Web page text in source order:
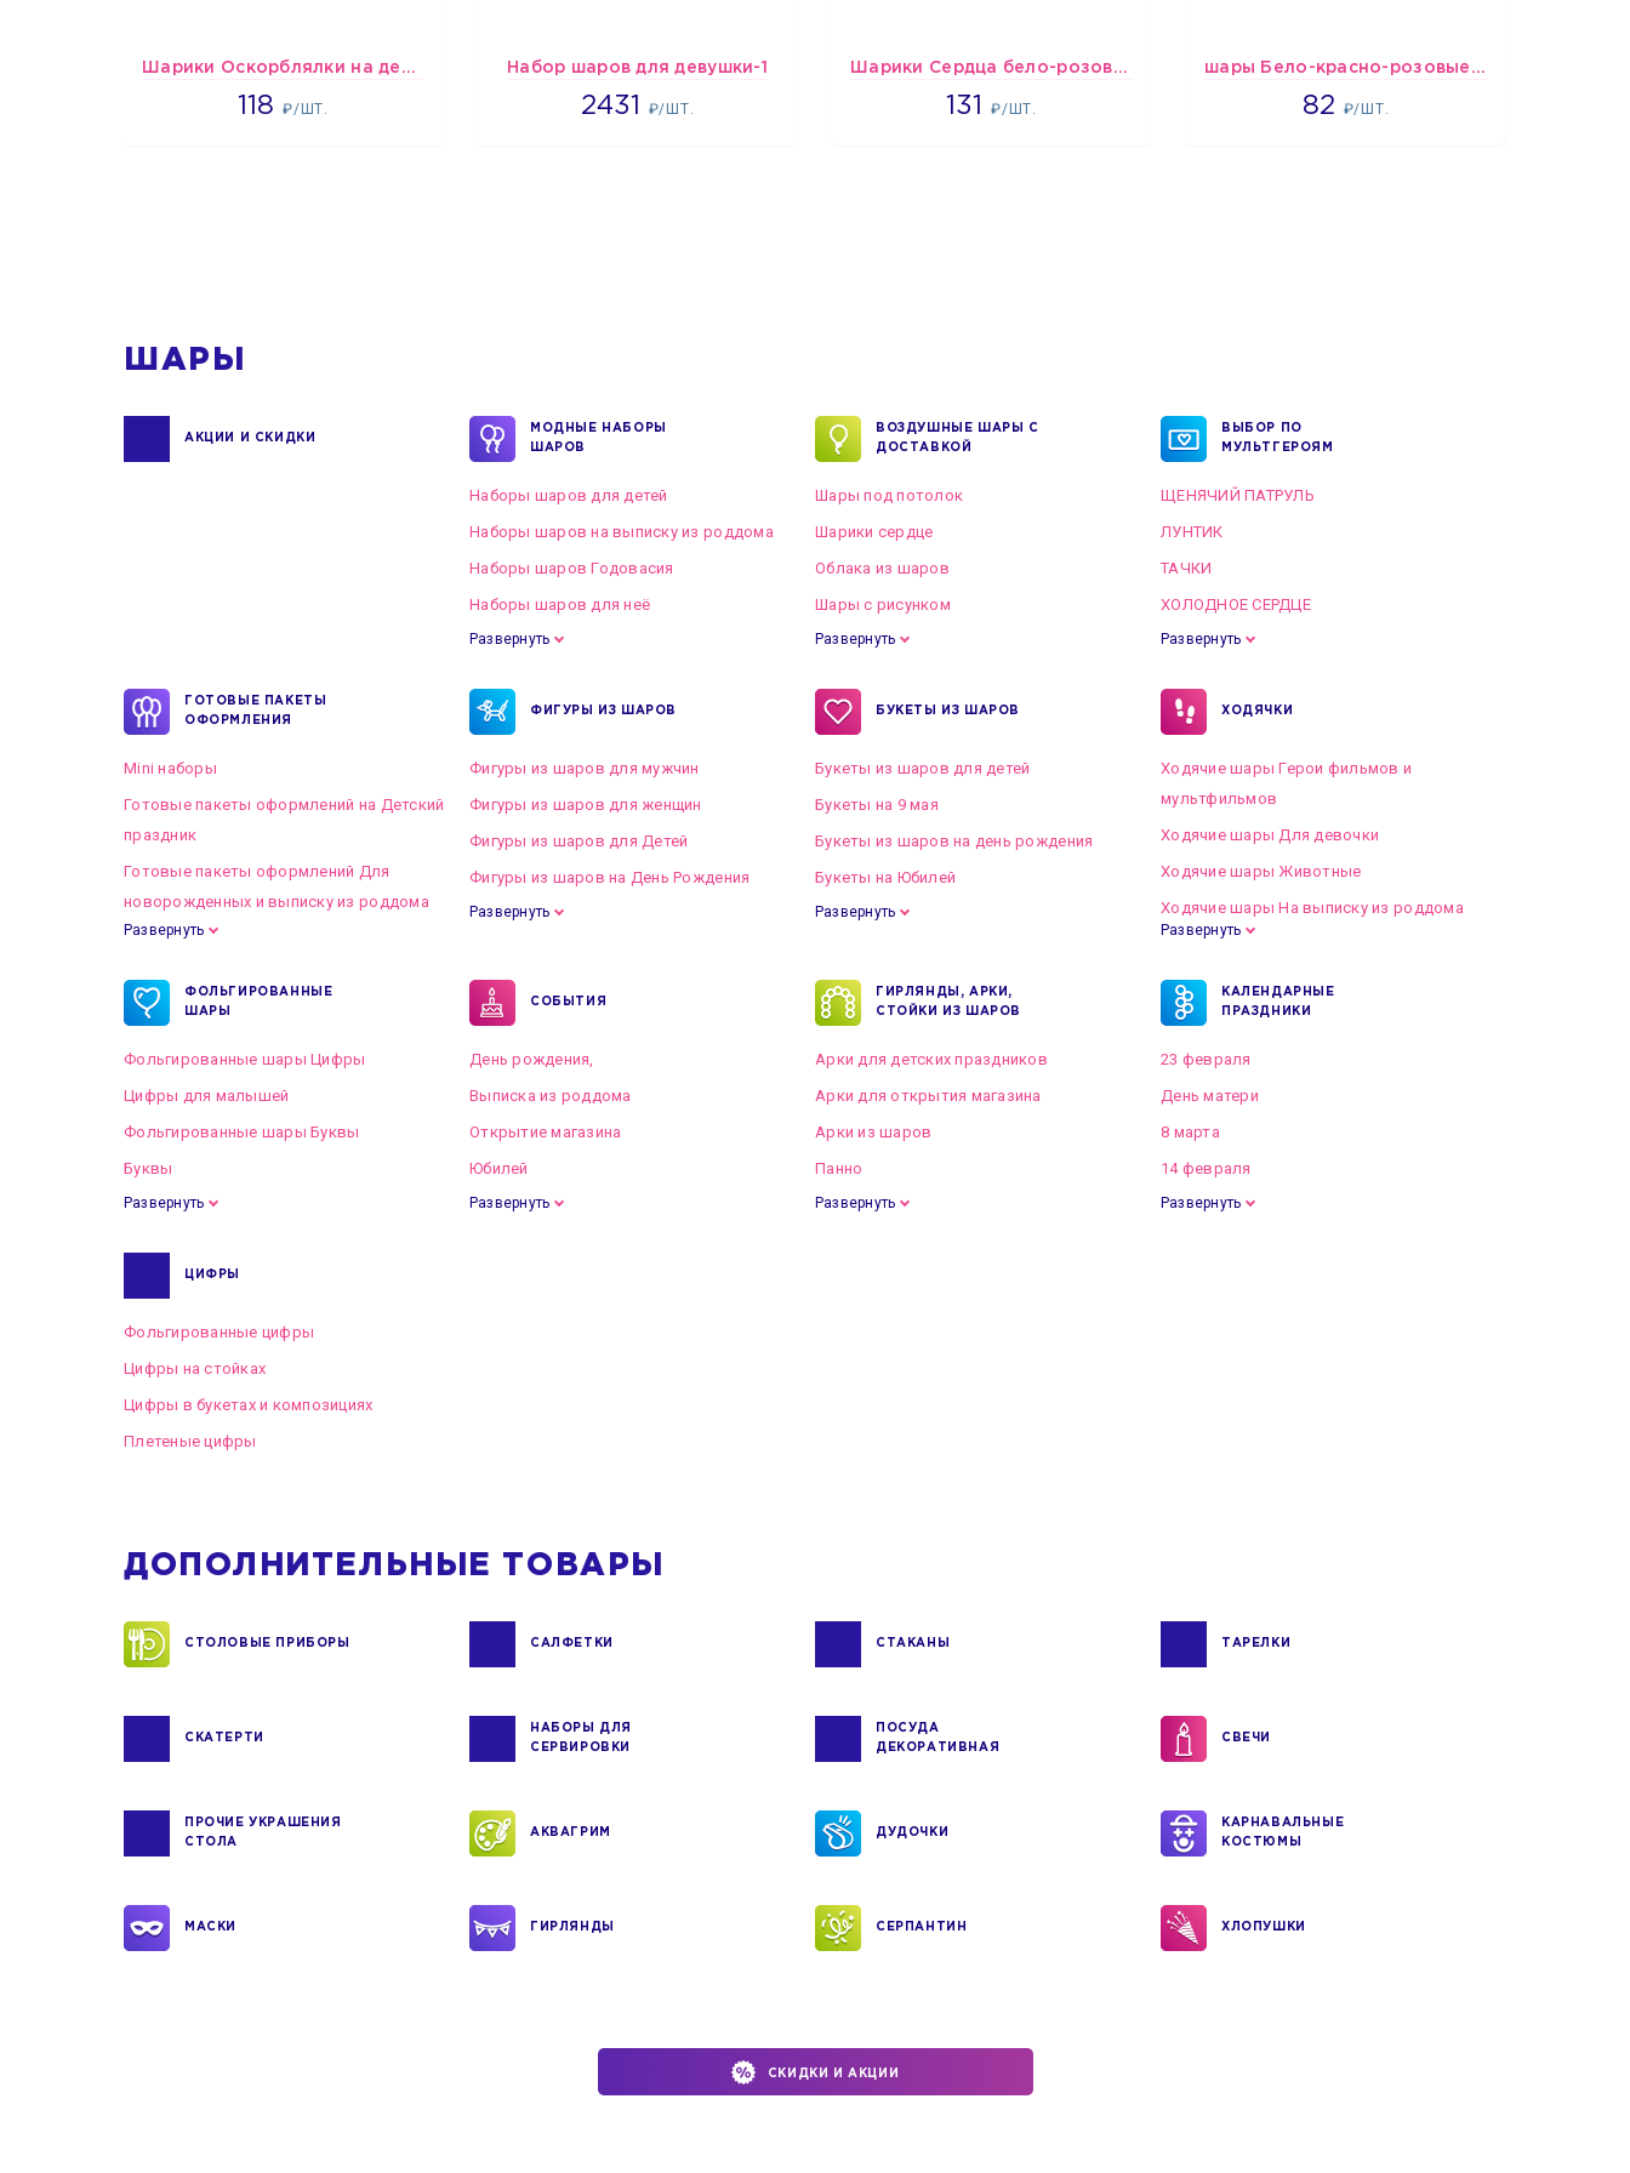
Шарики Оскорблялки на день рождения для мужчины
118₽/ШТ.
1766 Набор шаров для девушки-1
2431 ₽/ШТ.
2431 Шарики Сердца бело-розово-красные
131₽/ШТ.
2660 шары Бело-красно-розовые пастельные
82 ₽/ШТ.
1637
ШАРЫ
АКЦИИ И СКИДКИ
МОДНЫЕ НАБОРЫ
ШАРОВ
Наборы шаров для детей
Наборы шаров на выписку из роддома
Наборы шаров Годовасия
Наборы шаров для неё
Развернуть
ВОЗДУШНЫЕ ШАРЫ С
ДОСТАВКОЙ
Шары под потолок
Шарики сердце
Облака из шаров
Шары с рисунком
Развернуть
ВЫБОР ПО
МУЛЬТГЕРОЯМ
ЩЕНЯЧИЙ ПАТРУЛЬ
ЛУНТИК
ТАЧКИ
ХОЛОДНОЕ СЕРДЦЕ
Развернуть
ГОТОВЫЕ ПАКЕТЫ
ОФОРМЛЕНИЯ
Mini наборы
Готовые пакеты оформлений на Детский
праздник
Готовые пакеты оформлений Для
новорожденных и выписку из роддома
Готовые пакеты оформлений на Свадьбу
Развернуть
ФИГУРЫ ИЗ ШАРОВ
Фигуры из шаров для мужчин
Фигуры из шаров для женщин
Фигуры из шаров для Детей
Фигуры из шаров на День Рождения
Развернуть
БУКЕТЫ ИЗ ШАРОВ
Букеты из шаров для детей
Букеты на 9 мая
Букеты из шаров на день рождения
Букеты на Юбилей
Развернуть
ХОДЯЧКИ
Ходячие шары Герои фильмов и
мультфильмов
Ходячие шары Для девочки
Ходячие шары Животные
Ходячие шары На выписку из роддома
Развернуть
ФОЛЬГИРОВАННЫЕ
ШАРЫ
Фольгированные шары Цифры
Цифры для малышей
Фольгированные шары Буквы
Буквы
Развернуть
СОБЫТИЯ
День рождения,
Выписка из роддома
Открытие магазина
Юбилей
Развернуть
ГИРЛЯНДЫ, АРКИ,
СТОЙКИ ИЗ ШАРОВ
Арки для детских праздников
Арки для открытия магазина
Арки из шаров
Панно
Развернуть
КАЛЕНДАРНЫЕ
ПРАЗДНИКИ
23 февраля
День матери
8 марта
14 февраля
Развернуть
ЦИФРЫ
Фольгированные цифры
Цифры на стойках
Цифры в букетах и композициях
Плетеные цифры
ДОПОЛНИТЕЛЬНЫЕ ТОВАРЫ
СТОЛОВЫЕ ПРИБОРЫ САЛФЕТКИ СТАКАНЫ ТАРЕЛКИ
СКАТЕРТИ
НАБОРЫ ДЛЯ
СЕРВИРОВКИ
ПОСУДА
ДЕКОРАТИВНАЯ
СВЕЧИ
ПРОЧИЕ УКРАШЕНИЯ
СТОЛА
АКВАГРИМ ДУДОЧКИ
КАРНАВАЛЬНЫЕ
КОСТЮМЫ
МАСКИ ГИРЛЯНДЫ СЕРПАНТИН ХЛОПУШКИ
СКИДКИ И АКЦИИ